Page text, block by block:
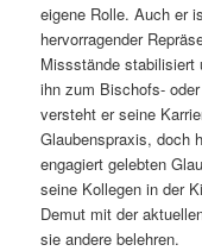
eigene Rolle. Auch er
hervorragender
Missstände stabilisiert
ihn zum Bischofs-
versteht er seine
Glaubenspraxis, doch
engagiert gelebten
seine Kollegen in der
Demut mit der
sie andere belehren.